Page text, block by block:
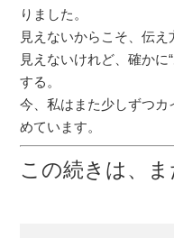
りました。
見えないからこそ、伝え
見えないけれど、確かに
する。
今、私はまた少しずつ
めています。
この続きは、ま